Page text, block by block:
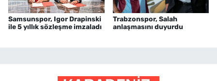
Samsunspor, Igor Drapinski
ile 5 yıllık sözleşme imzaladı
Trabzonspor, Salah
anlaşmasını duyurdu